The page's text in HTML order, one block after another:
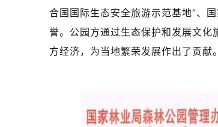
合国国际生态安全旅游示范基地”、
誉。公园方通过生态保护和发展文
方经济，为当地繁荣发展作出了贡献。